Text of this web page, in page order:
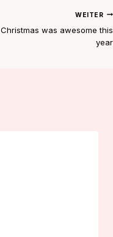
WEITER
Christmas was awesome this
year